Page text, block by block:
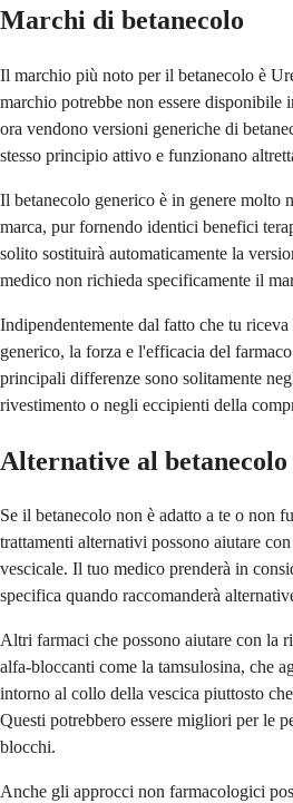
Marchi di betanecolo
Il marchio più noto per il betanecolo è
marchio potrebbe non essere disponibile
ora vendono versioni generiche di
stesso principio attivo e funzionano
Il betanecolo generico è in genere molto
marca, pur fornendo identici benefici
solito sostituirà automaticamente la
medico non richieda specificamente il
Indipendentemente dal fatto che tu
generico, la forza e l'efficacia del
principali differenze sono solitamente
rivestimento o negli eccipienti della
Alternative al betanecolo
Se il betanecolo non è adatto a te o non
trattamenti alternativi possono aiutare
vescicale. Il tuo medico prenderà in
specifica quando raccomanderà
Altri farmaci che possono aiutare con la
alfa-bloccanti come la tamsulosina, che
intorno al collo della vescica piuttosto
Questi potrebbero essere migliori per le
blocchi.
Anche gli approcci non farmacologici